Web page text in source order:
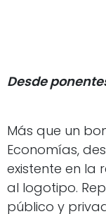
Desde
Más que un
Economías,
existente en la
al logotipo.
público y